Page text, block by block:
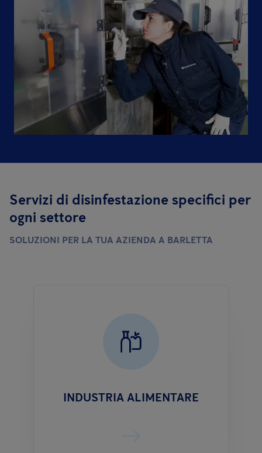
Servizi di disinfestazione specifici per
ogni settore
SOLUZIONI PER LA TUA AZIENDA A BARLETTA
INDUSTRIA ALIMENTARE